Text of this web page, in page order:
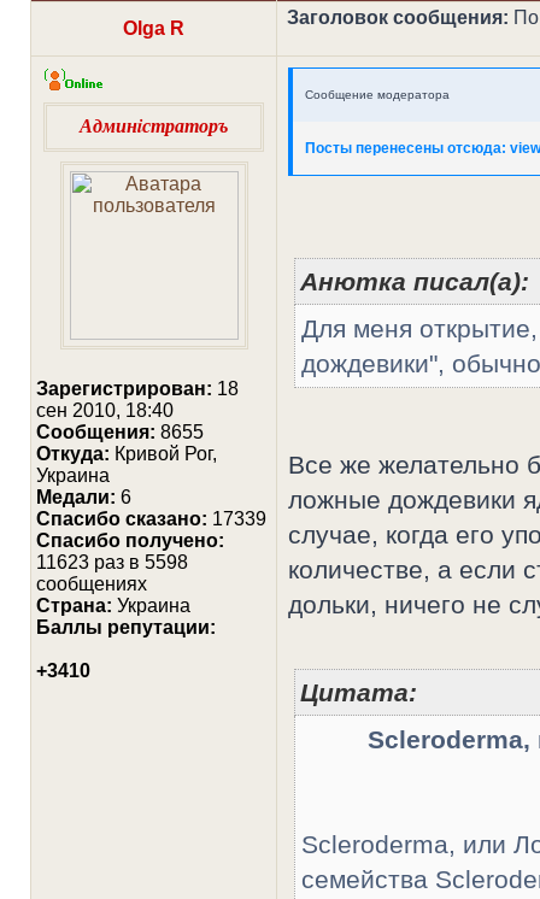
Olga R
Заголовок сообщения:
Админiстраторъ
Зарегистрирован: 18
сен 2010, 18:40
Сообщения: 8655
Откуда: Кривой Рог,
Украина
Медали: 6
Cпасибо сказано: 17339
Спасибо получено:
11623 раз в 5598
сообщениях
Страна: Украина
Баллы репутации:
+3410
Сообщение модератора
Посты перенесены отсюда:
Анютка писал(а):
Для меня
дождевики",
Все же желательно
ложные дождевики
случае, когда его
количестве, а если
дольки, ничего не
Цитата:
Scleroderma, или
семейства